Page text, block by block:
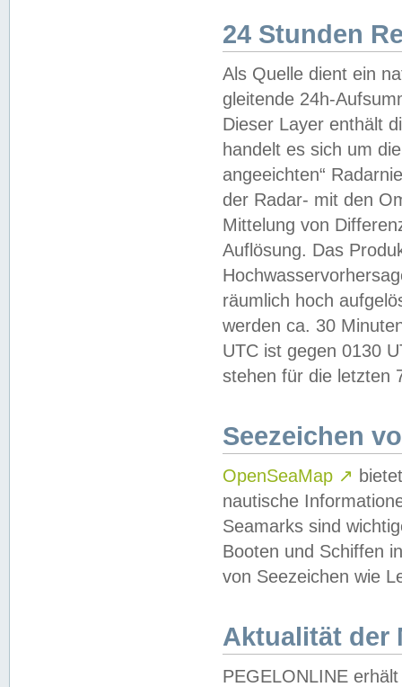
24 Stunden
Als Quelle dient ein
gleitende 24h-
Dieser Layer enthält
handelt es sich um
angeeichten“
der Radar- mit den
Mittelung von
Auflösung. Das
räumlich hoch
werden ca. 30
UTC ist gegen 0130
stehen für die letzten
Seezeichen
OpenSeaMap ↗
nautische
Seamarks sind
Booten und Schiffen
von Seezeichen wie
Aktualität der
PEGELONLINE